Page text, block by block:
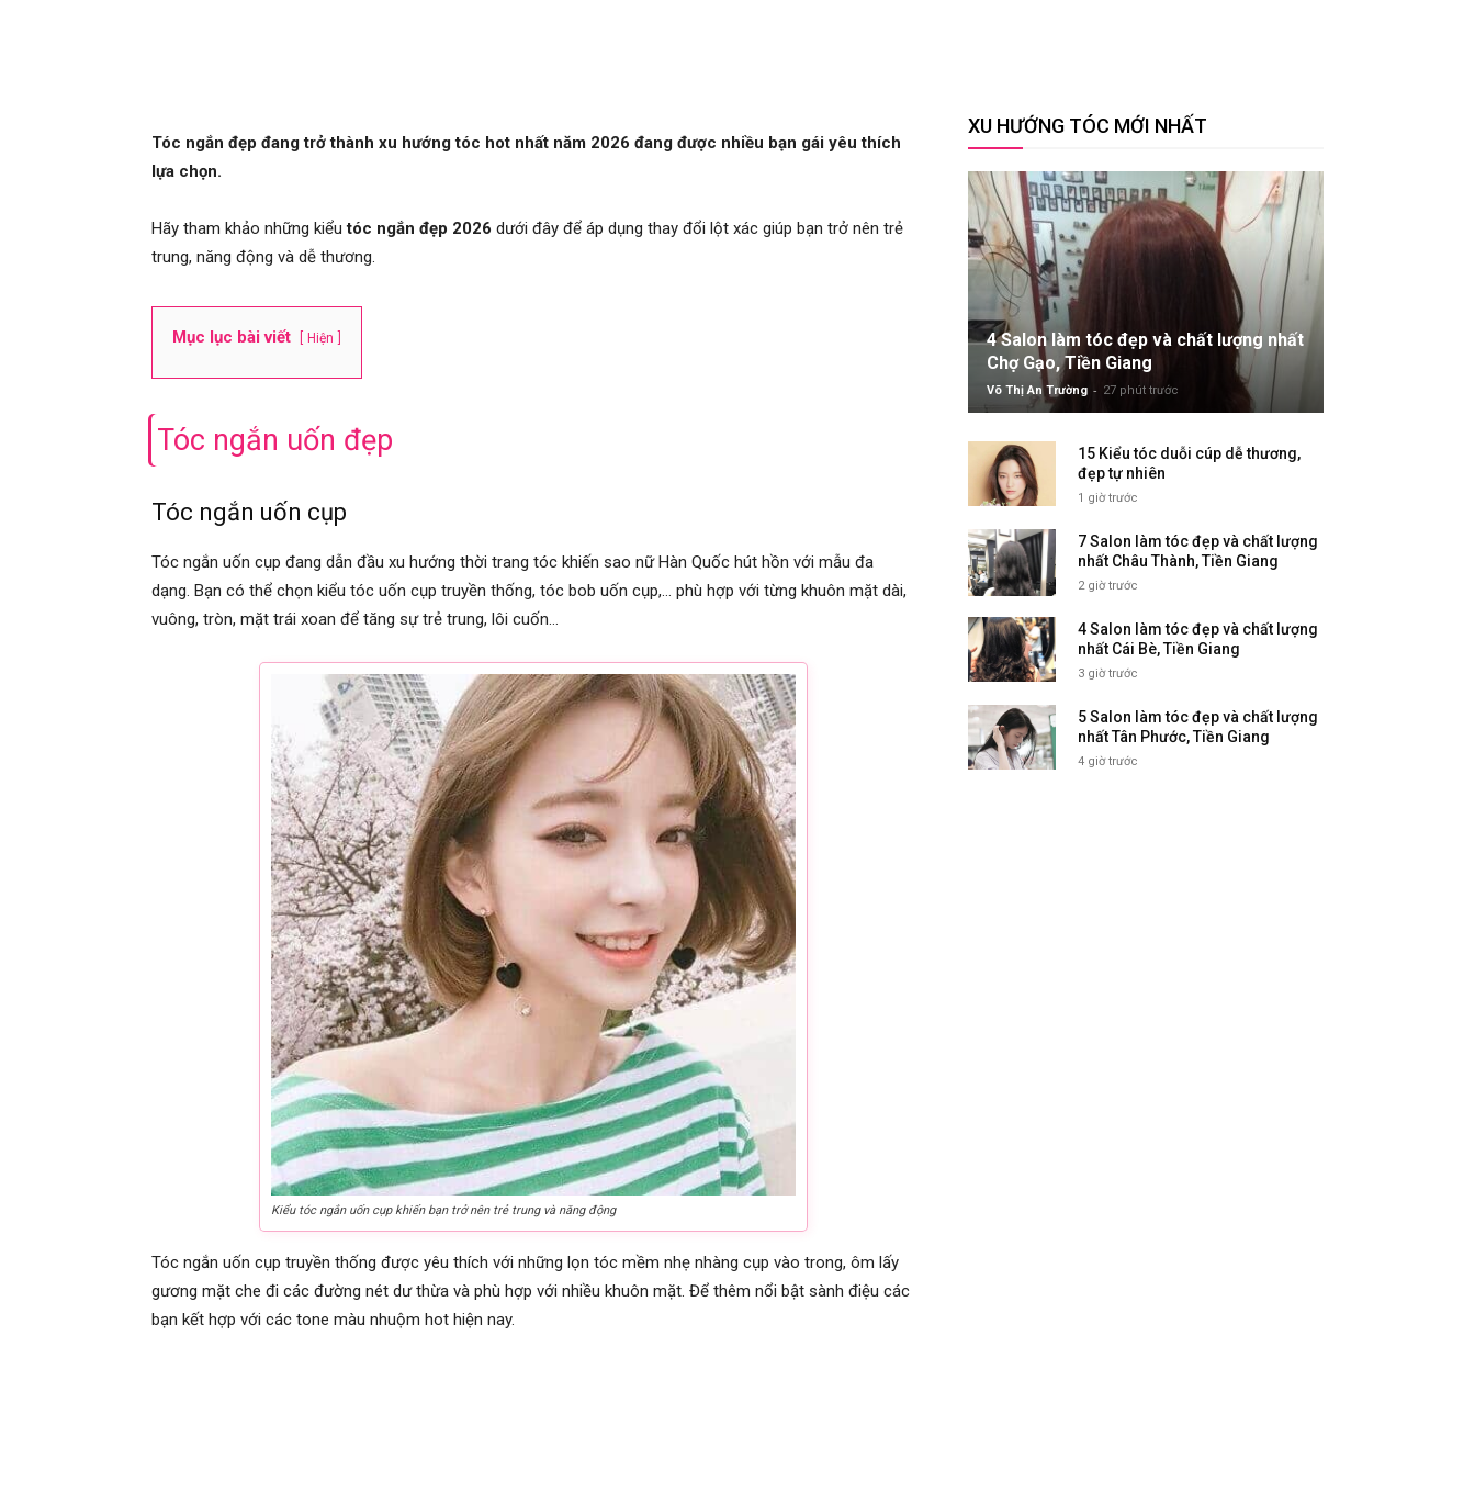
Tóc ngắn đẹp đang trở thành xu hướng tóc hot nhất năm 2026 đang được nhiều bạn gái yêu thích
lựa chọn.
Hãy tham khảo những kiểutóc ngắn đẹp 2026 dưới đây để áp dụng thay đổi lột xác giúp bạn trở nên trẻ
trung, năng động và dễ thương.
Mục lục bài viết Hiện
Tóc ngắn uốn đẹp
Tóc ngắn uốn cụp
Tóc ngắn uốn cụp đang dẫn đầu xu hướng thời trang tóc khiến sao nữ Hàn Quốc hút hồn với mẫu đa
dạng. Bạn có thể chọn kiểu tóc uốn cụp truyền thống, tóc bob uốn cụp,… phù hợp với từng khuôn mặt dài,
vuông, tròn, mặt trái xoan để tăng sự trẻ trung, lôi cuốn…
Kiểu tóc ngắn uốn cụp khiến bạn trở nên trẻ trung và năng động
Tóc ngắn uốn cụp truyền thống được yêu thích với những lọn tóc mềm nhẹ nhàng cụp vào trong, ôm lấy
gương mặt che đi các đường nét dư thừa và phù hợp với nhiều khuôn mặt. Để thêm nổi bật sành điệu các
bạn kết hợp với các tone màu nhuộm hot hiện nay.
XU HƯỚNG TÓC MỚI NHẤT
4 Salon làm tóc đẹp và chất lượng nhất
Chợ Gạo, Tiền Giang
Võ Thị An Trường - 27 phút trước
15 Kiểu tóc duỗi cúp dễ thương,
đẹp tự nhiên
1 giờ trước
7 Salon làm tóc đẹp và chất lượng
nhất Châu Thành, Tiền Giang
2 giờ trước
4 Salon làm tóc đẹp và chất lượng
nhất Cái Bè, Tiền Giang
3 giờ trước
5 Salon làm tóc đẹp và chất lượng
nhất Tân Phước, Tiền Giang
4 giờ trước